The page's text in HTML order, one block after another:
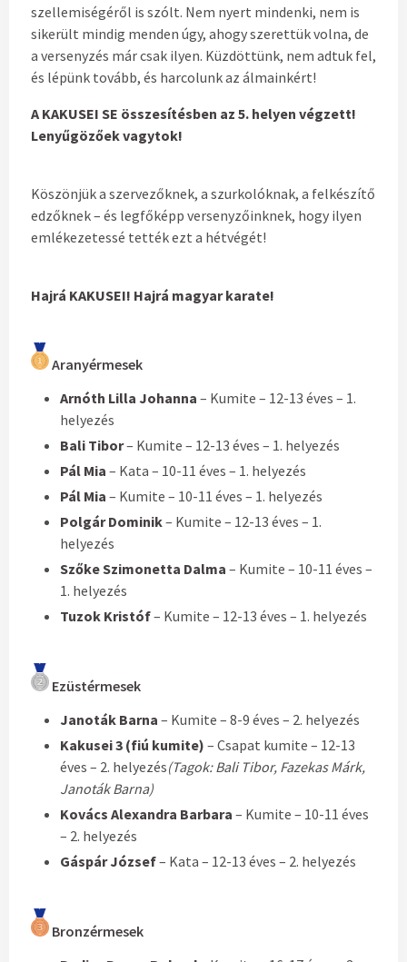
szellemiségéről is szólt. Nem nyert mindenki, nem is
sikerült mindig menden úgy, ahogy szerettük volna, de
a versenyzés már csak ilyen. Küzdöttünk, nem adtuk fel,
és lépünk tovább, és harcolunk az álmainkért!
A KAKUSEI SE összesítésben az 5. helyen végzett!
Lenyűgözőek vagytok!
Köszönjük a szervezőknek, a szurkolóknak, a felkészítő
edzőknek – és legfőképp versenyzőinknek, hogy ilyen
emlékezetessé tették ezt a hétvégét!
Hajrá KAKUSEI! Hajrá magyar karate!
Aranyérmesek
Arnóth Lilla Johanna – Kumite – 12-13 éves – 1.
helyezés
Bali Tibor– Kumite – 12-13 éves – 1. helyezés
Pál Mia – Kata – 10-11 éves – 1. helyezés
Pál Mia – Kumite – 10-11 éves – 1. helyezés
Polgár Dominik– Kumite – 12-13 éves – 1.
helyezés
Szőke Szimonetta Dalma – Kumite – 10-11 éves –
1. helyezés
Tuzok Kristóf– Kumite – 12-13 éves – 1. helyezés
Ezüstérmesek
Janoták Barna – Kumite – 8-9 éves – 2. helyezés
Kakusei 3 (fiú kumite) – Csapat kumite – 12-13
éves – 2. helyezés(Tagok: Bali Tibor, Fazekas Márk,
Janoták Barna)
Kovács Alexandra Barbara – Kumite – 10-11 éves
– 2. helyezés
Gáspár József– Kata – 12-13 éves – 2. helyezés
Bronzérmesek